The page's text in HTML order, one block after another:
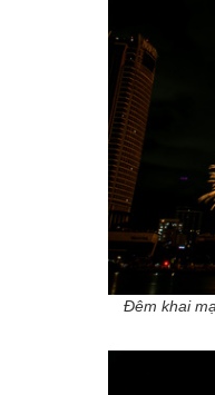
Đêm khai